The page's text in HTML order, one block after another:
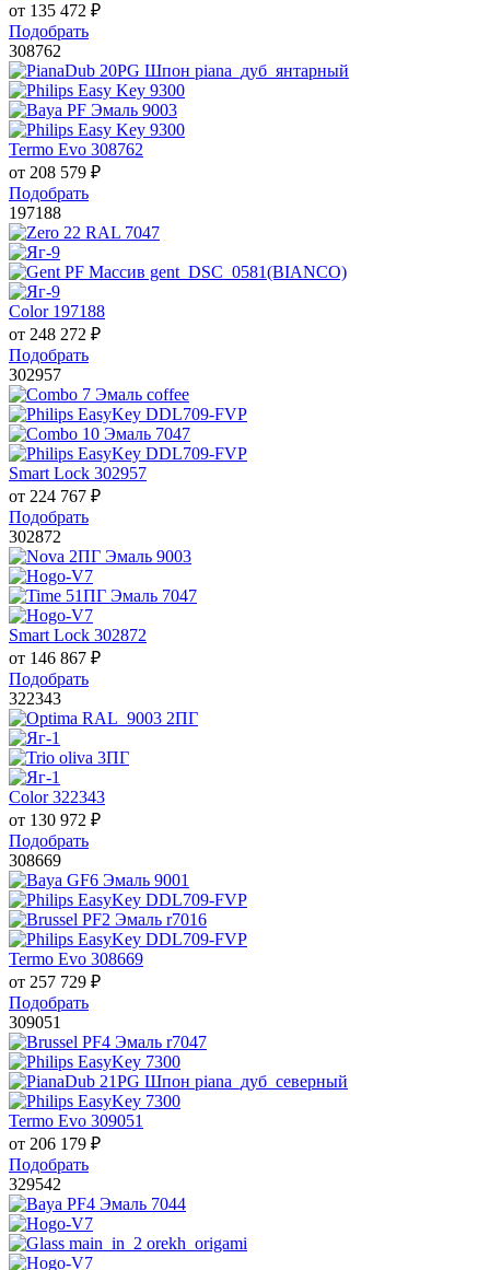
от 135 472 ₽
Подобрать
308762
Termo Evo 308762
от 208 579 ₽
Подобрать
197188
Color 197188
от 248 272 ₽
Подобрать
302957
Smart Lock 302957
от 224 767 ₽
Подобрать
302872
Smart Lock 302872
от 146 867 ₽
Подобрать
322343
Color 322343
от 130 972 ₽
Подобрать
308669
Termo Evo 308669
от 257 729 ₽
Подобрать
309051
Termo Evo 309051
от 206 179 ₽
Подобрать
329542